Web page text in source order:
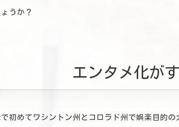
うか？
エンタメ化が
で初めてワシントン州とコロラド州で娯楽目的